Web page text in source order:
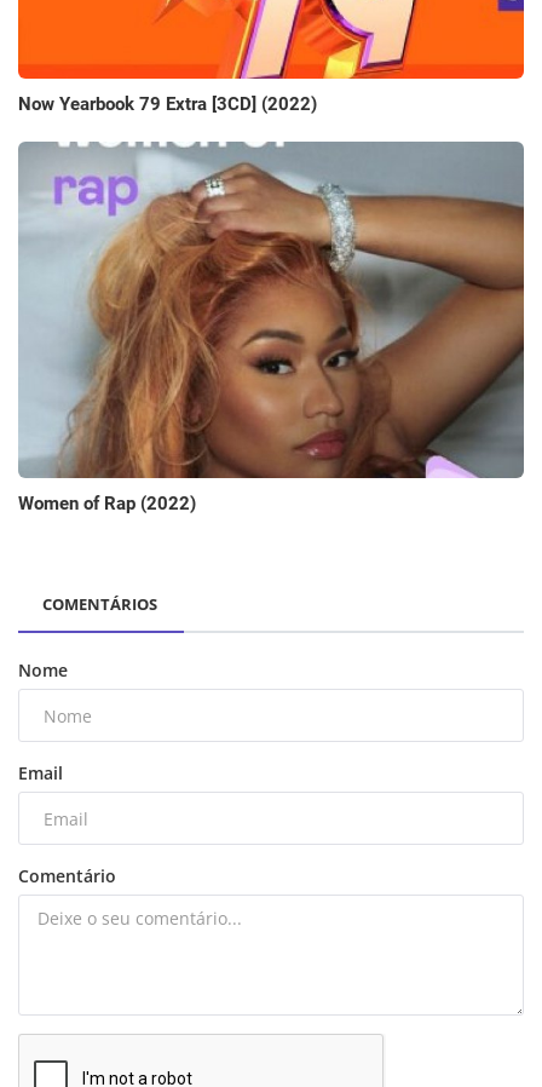
Now Yearbook 79 Extra [3CD] (2022)
Women of Rap (2022)
COMENTÁRIOS
Nome
Email
Comentário